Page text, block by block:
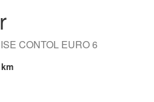
CONTOL EURO 6